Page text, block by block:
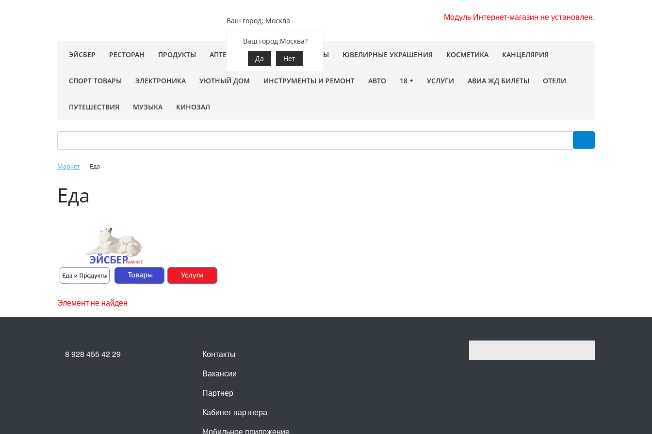
Модуль Интернет-магазин не установлен.
Ваш город: Москва
Ваш город Москва?
Да
Нет
ЭЙСБЕР РЕСТОРАН ПРОДУКТЫ АПТЕКА ЗООТОВАРЫ ЦВЕТЫ ЮВЕЛИРНЫЕ УКРАШЕНИЯ КОСМЕТИКА КАНЦЕЛЯРИЯ
СПОРТ ТОВАРЫ ЭЛЕКТРОНИКА УЮТНЫЙ ДОМ ИНСТРУМЕНТЫ И РЕМОНТ АВТО 18 + УСЛУГИ АВИА ЖД БИЛЕТЫ ОТЕЛИ
ПУТЕШЕСТВИЯ МУЗЫКА КИНОЗАЛ
Маркет Еда
Еда
Элемент не найден
Контакты
Вакансии
Партнер
Кабинет партнера
Мобильное приложение
8 928 455 42 29